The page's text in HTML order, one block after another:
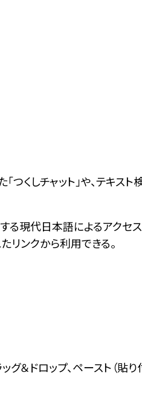
くしチャット」や、テキスト
る現代日本語によるアクセ
リンクから利用できる。
ドロップ、ペースト（貼り